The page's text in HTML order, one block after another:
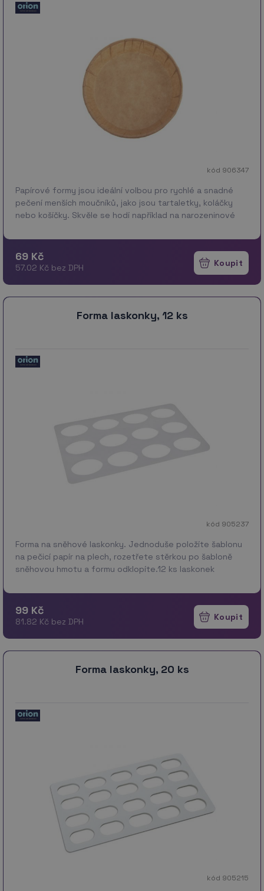
kód 906347
Papírové formy jsou ideální volbou pro rychlé a snadné
pečení menších moučníků, jako jsou tartaletky, koláčky
nebo košíčky. Skvěle se hodí například na narozeninové
69 Kč
57.02 Kč bez DPH
Forma laskonky, 12 ks
kód 905237
Forma na sněhové laskonky. Jednoduše položíte šablonu
na pečicí papír na plech, rozetřete stěrkou po šabloně
sněhovou hmotu a formu odklopíte.12 ks laskonek
99 Kč
81.82 Kč bez DPH
Forma laskonky, 20 ks
kód 905215